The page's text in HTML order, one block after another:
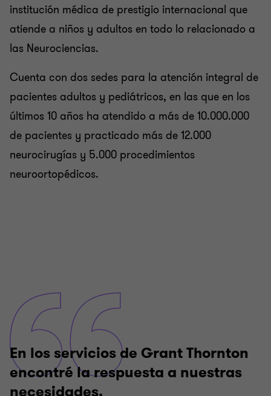
institución médica de prestigio internacional que
atiende a niños y adultos en todo lo relacionado a
las Neurociencias.
Cuenta con dos sedes para la atención integral de
pacientes adultos y pediátricos, en las que en los
últimos 10 años ha atendido a más de 10.000.000
de pacientes y practicado más de 12.000
neurocirugías y 5.000 procedimientos
neuroortopédicos.
En los servicios de Grant Thornton
encontré la respuesta a nuestras
necesidades.